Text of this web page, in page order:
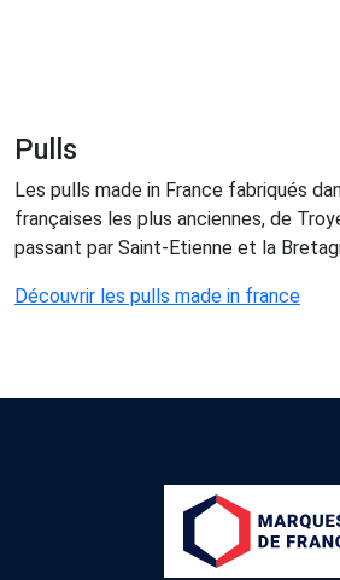
Pulls
Les pulls made in France fabriqués
françaises les plus anciennes, de
passant par Saint-Etienne et la
Découvrir les pulls made in france